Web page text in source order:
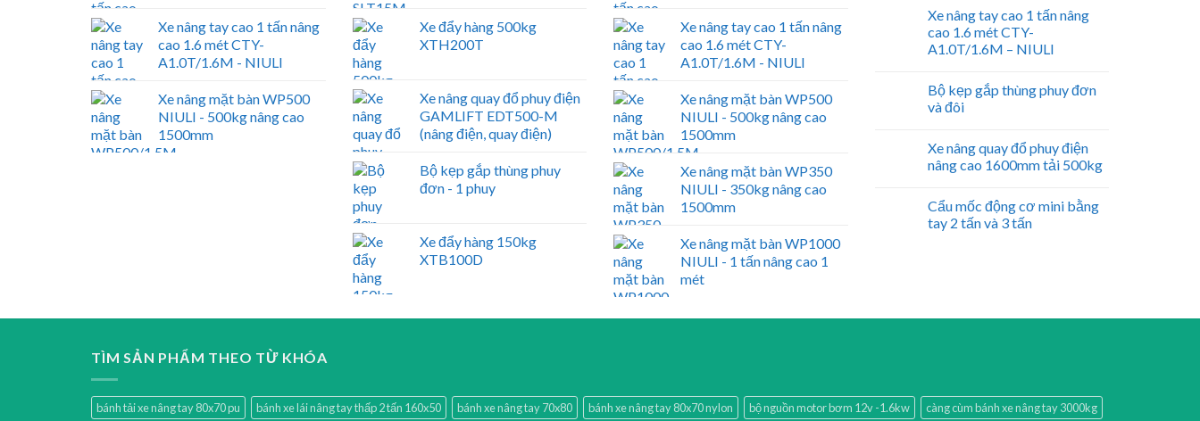
Xe nâng tay cao 1 tấn nâng
cao 1.6 mét CTY-
A1.0T/1.6M - NIULI
Xe nâng mặt bàn WP500
NIULI - 500kg nâng cao
1500mm
Xe đẩy hàng 500kg
XTH200T
Xe nâng quay đổ phuy điện
GAMLIFT EDT500-M
(nâng điện, quay điện)
Bộ kẹp gắp thùng phuy
đơn - 1 phuy
Xe đẩy hàng 150kg
XTB100D
Xe nâng tay cao 1 tấn nâng
cao 1.6 mét CTY-
A1.0T/1.6M - NIULI
Xe nâng mặt bàn WP500
NIULI - 500kg nâng cao
1500mm
Xe nâng mặt bàn WP350
NIULI - 350kg nâng cao
1500mm
Xe nâng mặt bàn WP1000
NIULI - 1 tấn nâng cao 1
mét
Xe nâng tay cao 1 tấn nâng
cao 1.6 mét CTY-
A1.0T/1.6M – NIULI
Bộ kẹp gắp thùng phuy đơn
và đôi
Xe nâng quay đổ phuy điện
nâng cao 1600mm tải 500kg
Cẩu mốc động cơ mini bằng
tay 2 tấn và 3 tấn
TÌM SẢN PHẨM THEO TỪ KHÓA
bánh tải xe nâng tay 80x70 pu bánh xe lái nâng tay thấp 2 tấn 160x50 bánh xe nâng tay 70x80 bánh xe nâng tay 80x70 nylon bộ nguồn motor bơm 12v -1.6kw
càng cùm bánh xe nâng tay 3000kg